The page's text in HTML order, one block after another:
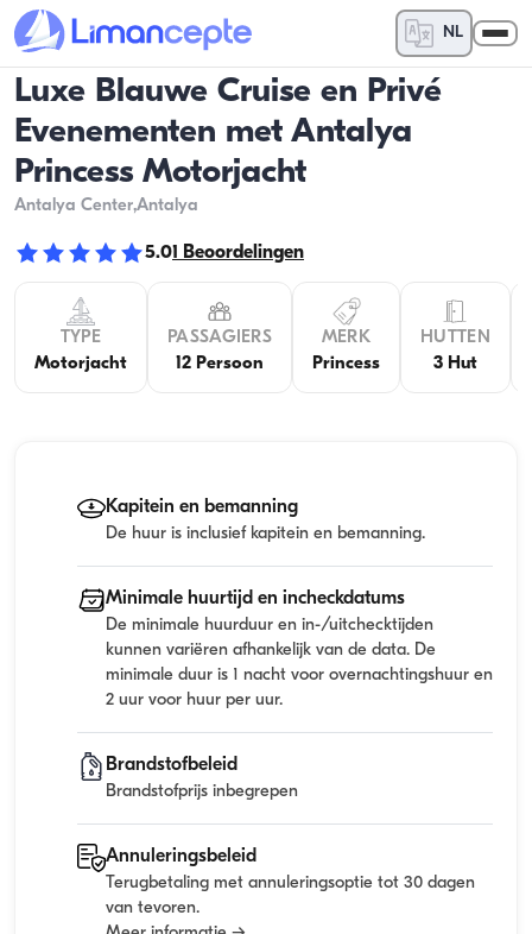
NL
Luxe Blauwe Cruise en Privé
Evenementen met Antalya
Princess Motorjacht
Antalya Center,Antalya
5.01 Beoordelingen
TYPE
Motorjacht
PASSAGIERS
12 Persoon
MERK
Princess
HUTTEN
3 Hut
Kapitein en bemanning
De huur is inclusief kapitein en bemanning.
Minimale huurtijd en incheckdatums
De minimale huurduur en in-/uitchecktijden
kunnen variëren afhankelijk van de data. De
minimale duur is 1 nacht voor overnachtingshuur en
2 uur voor huur per uur.
Brandstofbeleid
Brandstofprijs inbegrepen
Annuleringsbeleid
Terugbetaling met annuleringsoptie tot 30 dagen
van tevoren.